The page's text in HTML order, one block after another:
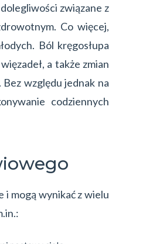
związane z
Co więcej,
Ból kręgosłupa
a także zmian
względu jednak na
codziennych
i mogą wynikać z wielu